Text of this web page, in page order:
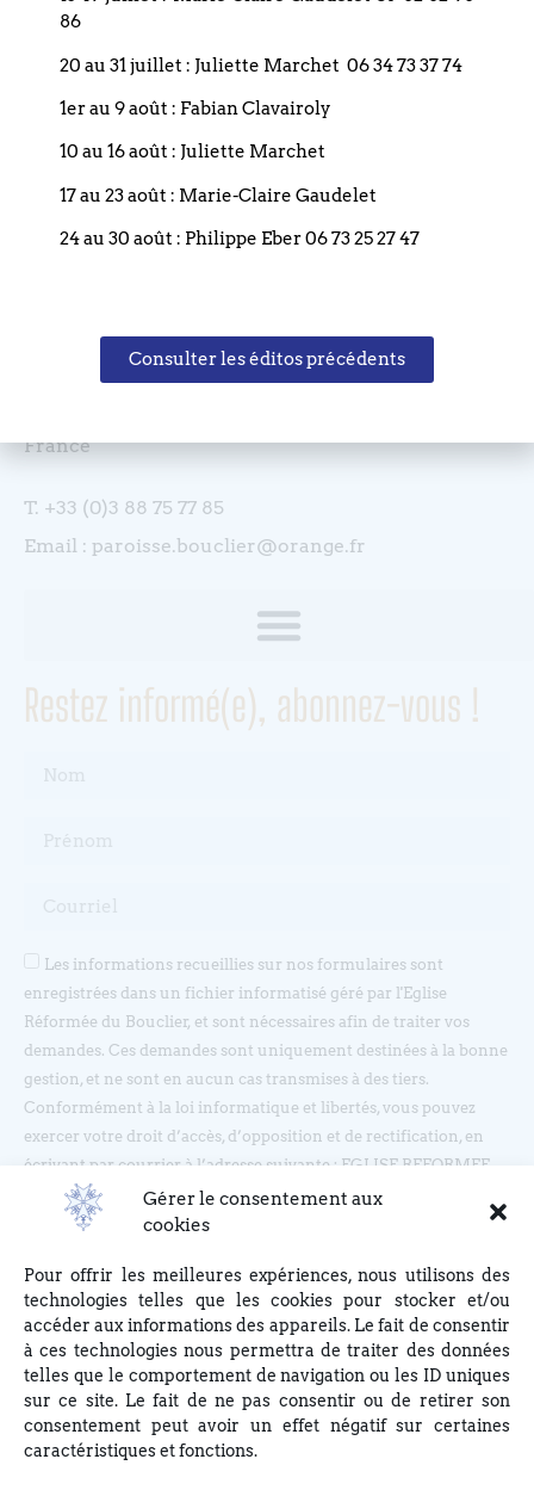
Gérer le consentement aux
cookies
Pour offrir les meilleures expériences, nous utilisons des
technologies telles que les cookies pour stocker et/ou
accéder aux informations des appareils. Le fait de consentir
à ces technologies nous permettra de traiter des données
telles que le comportement de navigation ou les ID uniques
sur ce site. Le fait de ne pas consentir ou de retirer son
consentement peut avoir un effet négatif sur certaines
caractéristiques et fonctions.
Suivant
Eglise réformée du Bouclier
4 rue du Bouclier
France
T. +33 (0)3 88 75 77 85
Email : paroisse.bouclier@orange.fr
Restez informé(e), abonnez-vous !
Les informations recueillies sur nos formulaires sont
enregistrées dans un fichier informatisé géré par l'Eglise
Réformée du Bouclier, et sont nécessaires afin de traiter vos
demandes. Ces demandes sont uniquement destinées à la bonne
gestion, et ne sont en aucun cas transmises à des tiers.
Conformément à la loi informatique et libertés, vous pouvez
exercer votre droit d’accès, d’opposition et de rectification, en
écrivant par courrier à l’adresse suivante : EGLISE REFORMEE
DU BOUCLIER, 4 rue du Bouclier, 67000 STRASBOURG ou en
écrivant à eglise(at)lebouclier.fr
Je m'abonne
86
20 au 31 juillet : Juliette Marchet 06 34 73 37 74
1er au 9 août : Fabian Clavairoly
10 au 16 août : Juliette Marchet
17 au 23 août : Marie-Claire Gaudelet
24 au 30 août : Philippe Eber 06 73 25 27 47
Consulter les éditos précédents